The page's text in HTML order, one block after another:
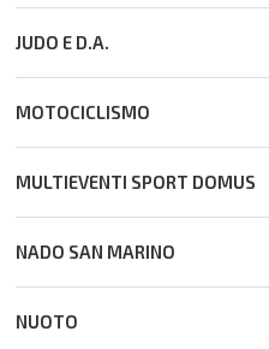
JUDO E D.A.
MOTOCICLISMO
MULTIEVENTI SPORT DOMUS
NADO SAN MARINO
NUOTO